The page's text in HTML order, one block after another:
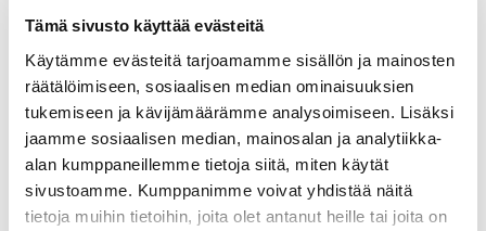
Tämä sivusto käyttää evästeitä
Käytämme evästeitä tarjoamamme sisällön ja mainosten
räätälöimiseen, sosiaalisen median ominaisuuksien
tukemiseen ja kävijämäärämme analysoimiseen. Lisäksi
jaamme sosiaalisen median, mainosalan ja analytiikka-
alan kumppaneillemme tietoja siitä, miten käytät
sivustoamme. Kumppanimme voivat yhdistää näitä
tietoja muihin tietoihin, joita olet antanut heille tai joita on
Maa (*):
Suomi
Golf jäsenyys
Valitse seura: